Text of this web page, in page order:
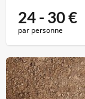
24 - 30€
par personne